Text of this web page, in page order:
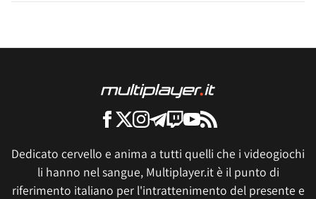
Dedicato cervello e anima a tutti quelli che i videogiochi
li hanno nel sangue, Multiplayer.it è il punto di
riferimento italiano per l'intrattenimento del presente e